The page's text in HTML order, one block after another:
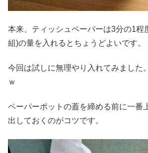
本来、ティッシュペーパーは3分の1程
組)の量を入れるとちょうどよいです。
今回は試しに無理やり入れてみました
ｗ
ペーパーポットの蓋を締める前に一番
出しておくのがコツです。